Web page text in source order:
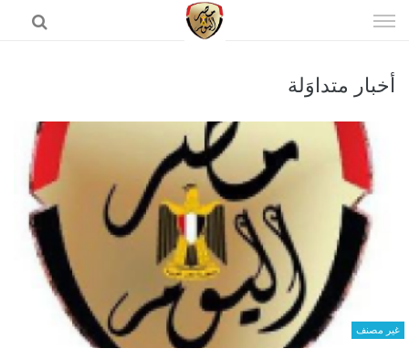
الى
أخبار متداوَلة
غير مصنف